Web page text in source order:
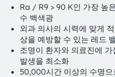
Ra / R9 > 90 K인 가장 높
수 백색광
외과 의사의 시력에 맞게
상을 예방할 수 있는 레드
조명이 환자와 의료진에
발생을 최소화
50,000시간 이상의 수명